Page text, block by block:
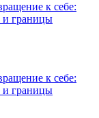
к себе:
и границы
к себе:
и границы